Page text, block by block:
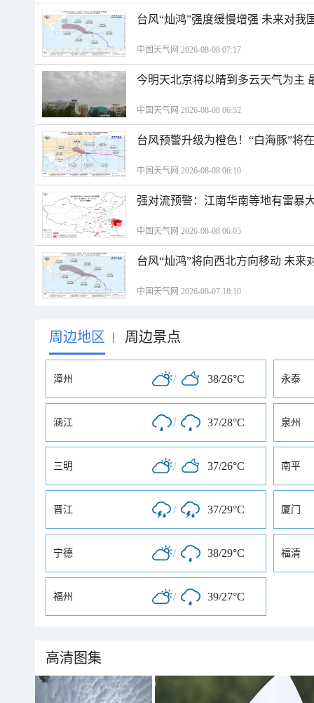
台风“灿鸿”强度缓慢增强 未来对我
中国天气网 2026-08-08 07:17
今明天北京将以晴到多云天气为主
中国天气网 2026-08-08 06:52
台风预警升级为橙色！“白海豚”将
中国天气网 2026-08-08 06:10
强对流预警：江南华南等地有雷暴
中国天气网 2026-08-08 06:05
台风“灿鸿”将向西北方向移动 未来
中国天气网 2026-08-07 18:10
周边地区 | 周边景点
漳州 / 38/26°C 永泰
涵江 / 37/28°C 泉州
三明 / 37/26°C 南平
晋江 / 37/29°C 厦门
宁德 / 38/29°C 福清
福州 / 39/27°C
高清图集